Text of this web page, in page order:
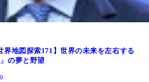
界地図探索171】世界の未来を左右する
の夢と野望